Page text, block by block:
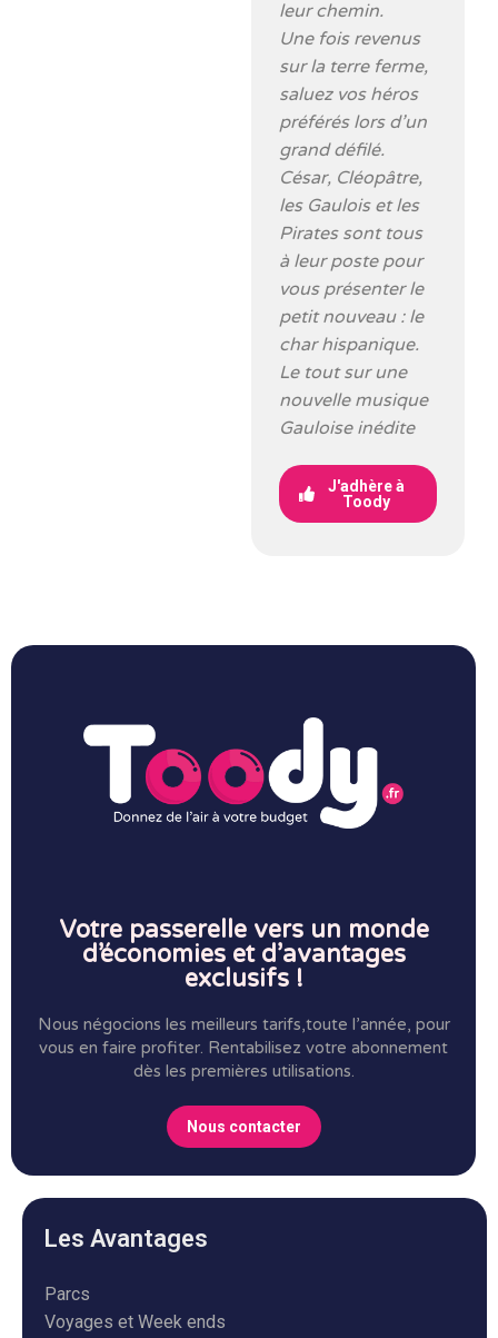
leur chemin.
Une fois revenus
sur la terre ferme,
saluez vos héros
préférés lors d’un
grand défilé.
César, Cléopâtre,
les Gaulois et les
Pirates sont tous
à leur poste pour
vous présenter le
petit nouveau : le
char hispanique.
Le tout sur une
nouvelle musique
Gauloise inédite
J'adhère à
Toody
Votre passerelle vers un monde
d’économies et d’avantages
exclusifs !
Nous négocions les meilleurs tarifs,toute l’année, pour
vous en faire profiter. Rentabilisez votre abonnement
dès les premières utilisations.
Nous contacter
Les Avantages
Parcs
Voyages et Week ends